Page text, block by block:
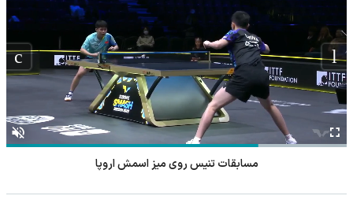
مسابقات تنیس روی میز اسمش اروپا